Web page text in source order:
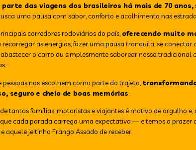
parte das viagens dos brasileiros há mais de 70 anos,
uma pausa com sabor, conforto e acolhimento nas
corredores rodoviários do país, oferecendo muito
as energias, fazer uma pausa tranquila, se
o carro ou simplesmente saborear nossa
pessoas nos escolhem como parte do trajeto,
seguro e cheio de boas memórias.
tantas famílias, motoristas e viajantes é motivo de orgulho e,
cada parada carrega uma expectativa — e temos o prazer
aquele jeitinho Frango Assado de receber.